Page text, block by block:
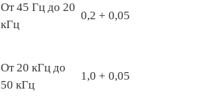
От 45 Гц до 20
кГц
0,2 + 0,05
От 20 кГц до
50 кГц
1,0 + 0,05